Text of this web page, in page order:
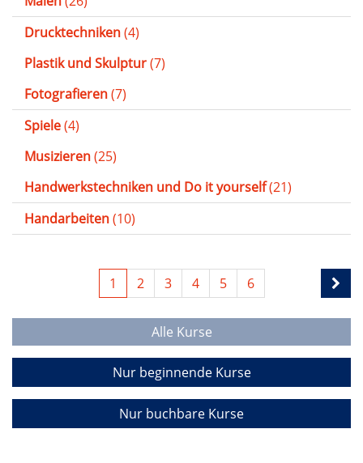
Drucktechniken(4)
Plastik und Skulptur(7)
Fotografieren(7)
Spiele(4)
Musizieren(25)
Handwerkstechniken und Do it yourself(21)
Handarbeiten(10)
1 2 3 4 5 6
Alle Kurse
Nur beginnende Kurse
Nur buchbare Kurse